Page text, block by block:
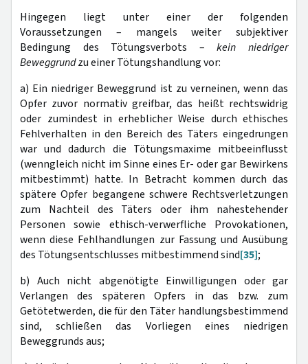
Hingegen liegt unter einer der folgenden
Voraussetzungen – mangels weiter subjektiver
Bedingung des Tötungsverbots –kein niedriger
Beweggrundzu einer Tötungshandlung vor:
a) Ein niedriger Beweggrund ist zu verneinen, wenn das
Opfer zuvor normativ greifbar, das heißt rechtswidrig
oder zumindest in erheblicher Weise durch ethisches
Fehlverhalten in den Bereich des Täters eingedrungen
war und dadurch die Tötungsmaxime mitbeeinflusst
(wenngleich nicht im Sinne eines Er- oder gar Bewirkens
mitbestimmt) hatte. In Betracht kommen durch das
spätere Opfer begangene schwere Rechtsverletzungen
zum Nachteil des Täters oder ihm nahestehender
Personen sowie ethisch-verwerfliche Provokationen,
wenn diese Fehlhandlungen zur Fassung und Ausübung
des Tötungsentschlusses mitbestimmend sind[35];
b) Auch nicht abgenötigte Einwilligungen oder gar
Verlangen des späteren Opfers in das bzw. zum
Getötetwerden, die für den Täter handlungsbestimmend
sind, schließen das Vorliegen eines niedrigen
Beweggrunds aus;